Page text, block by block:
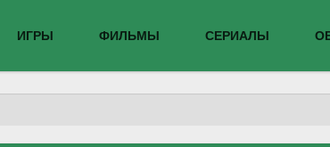
ИГРЫ ФИЛЬМЫ СЕРИАЛЫ